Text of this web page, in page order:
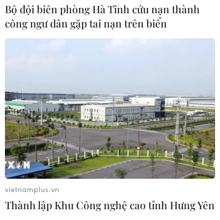
Xung đột Hamas-Israel: Israel chưa
Mỹ dỡ bỏ lệnh trừng phạt đối với
hãng hàng không Iraq
06/08/2026 03:34
Iran và Oman đạt thỏa thuận về
Hormuz
05/08/2026 22:43
Bộ đội biên phòng Hà Tĩnh cứu nạn thành
công ngư dân gặp tai nạn trên biển
vietnamplus.vn
Thành lập Khu Công nghệ cao tỉnh Hưng Yên